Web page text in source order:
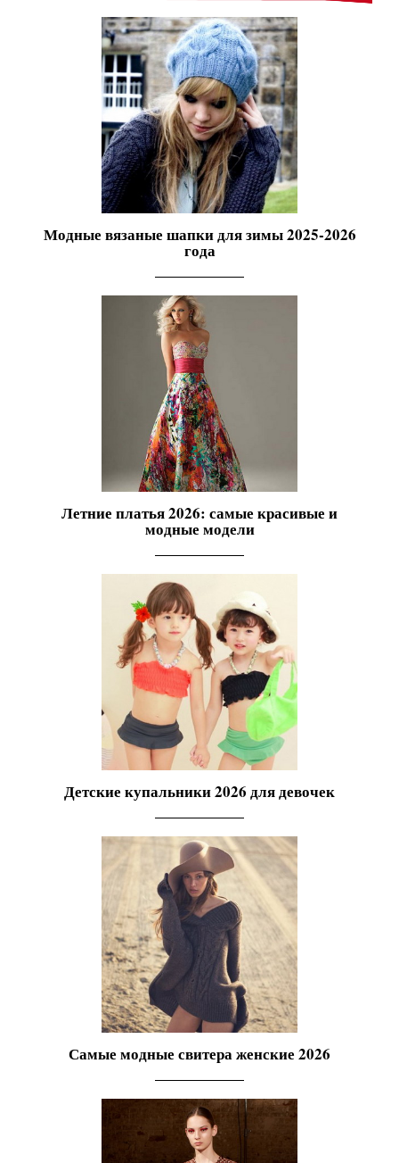
Модные вязаные шапки для зимы 2025-2026
года
Летние платья 2026: самые красивые и
модные модели
Детские купальники 2026 для девочек
Самые модные свитера женские 2026